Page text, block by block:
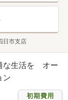
日市支店
な生活を オー
ョン
初期費用